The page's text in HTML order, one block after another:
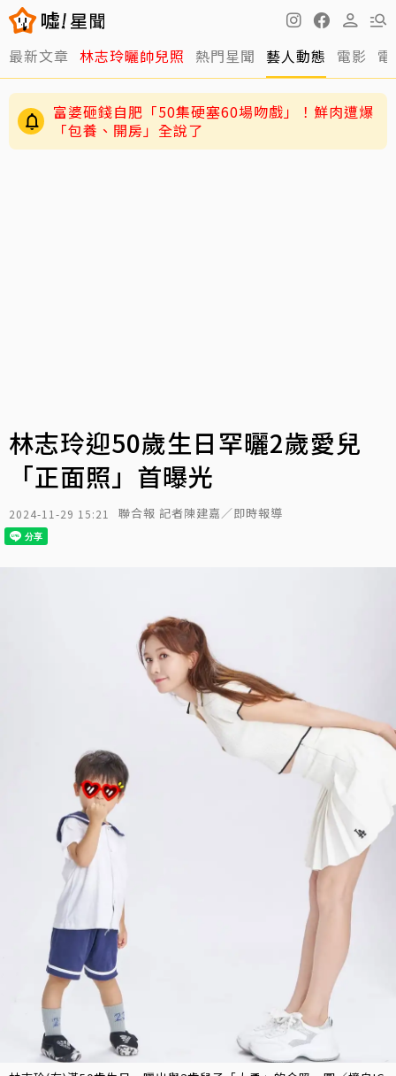
最新文章 林志玲曬帥兒照 熱門星聞 藝人動態 電影
富婆砸錢自肥「50集硬塞60場吻戲」！鮮肉遭爆
「包養、開房」全說了
林志玲迎50歲生日罕曬2歲愛兒
「正面照」首曝光
2024-11-29 15:21 聯合報 記者陳建嘉／即時報導